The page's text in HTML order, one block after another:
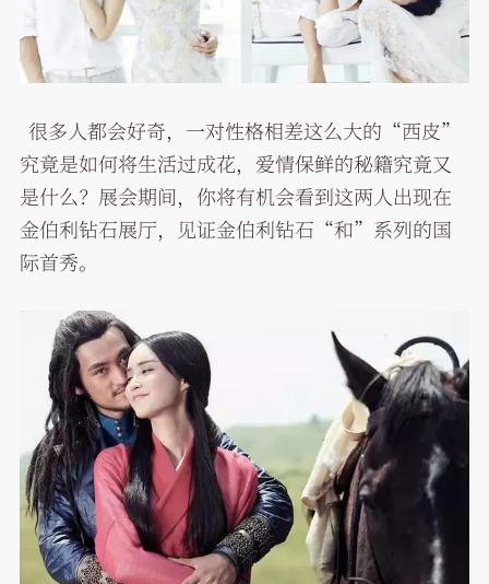
很多人都会好奇，一对性格相差这么大的“西皮”
究竟是如何将生活过成花，爱情保鲜的秘籍究竟又
是什么？展会期间，你将有机会看到这两人出现在
金伯利钻石展厅，见证金伯利钻石“和”系列的国
际首秀。